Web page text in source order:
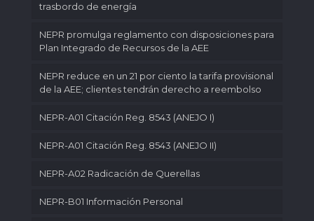
trasbordo de energía
NEPR promulga reglamento con disposiciones para
Plan Integrado de Recursos de la AEE
NEPR reduce en un 21 por ciento la tarifa provisional
de la AEE; clientes tendrán derecho a reembolso
NEPR-A01 Citación Reg. 8543 (ANEJO I)
NEPR-A01 Citación Reg. 8543 (ANEJO II)
NEPR-A02 Radicación de Querellas
NEPR-B01 Información Personal